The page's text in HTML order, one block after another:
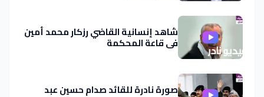
شاهد إنسانية القاضي رزكار محمد أمين
في قاعة المحكمة
صورة نادرة للقائد صدام حسين عبد